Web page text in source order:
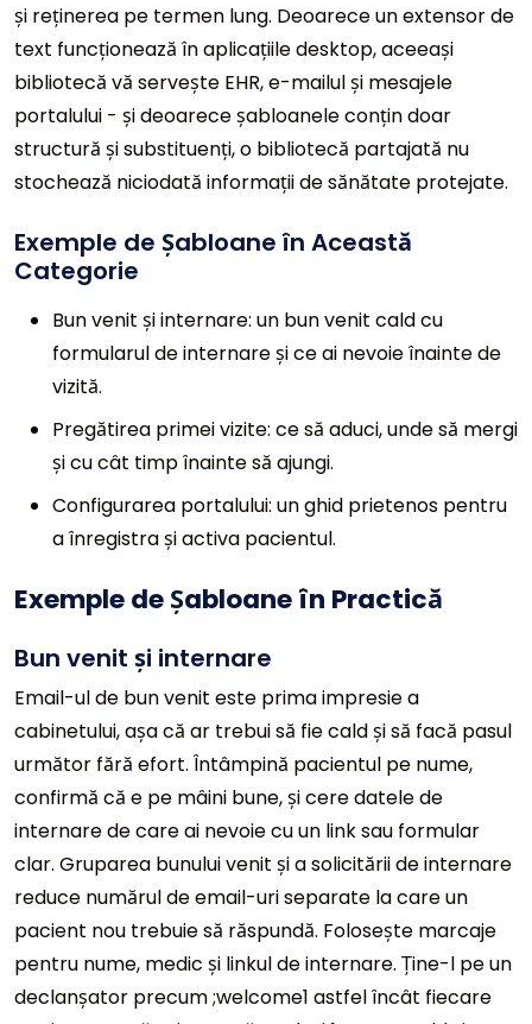
și reținerea pe termen lung. Deoarece un extensor de
text funcționează în aplicațiile desktop, aceeași
bibliotecă vă servește EHR, e-mailul și mesajele
portalului - și deoarece șabloanele conțin doar
structură și substituenți, o bibliotecă partajată nu
stochează niciodată informații de sănătate protejate.
Exemple de Șabloane în Această
Categorie
Bun venit și internare: un bun venit cald cu
formularul de internare și ce ai nevoie înainte de
vizită.
Pregătirea primei vizite: ce să aduci, unde să mergi
și cu cât timp înainte să ajungi.
Configurarea portalului: un ghid prietenos pentru
a înregistra și activa pacientul.
Exemple de Șabloane în Practică
Bun venit și internare
Email-ul de bun venit este prima impresie a
cabinetului, așa că ar trebui să fie cald și să facă pasul
următor fără efort. Întâmpină pacientul pe nume,
confirmă că e pe mâini bune, și cere datele de
internare de care ai nevoie cu un link sau formular
clar. Gruparea bunului venit și a solicitării de internare
reduce numărul de email-uri separate la care un
pacient nou trebuie să răspundă. Folosește marcaje
pentru nume, medic și linkul de internare. Ține-l pe un
declanșator precum ;welcome1 astfel încât fiecare